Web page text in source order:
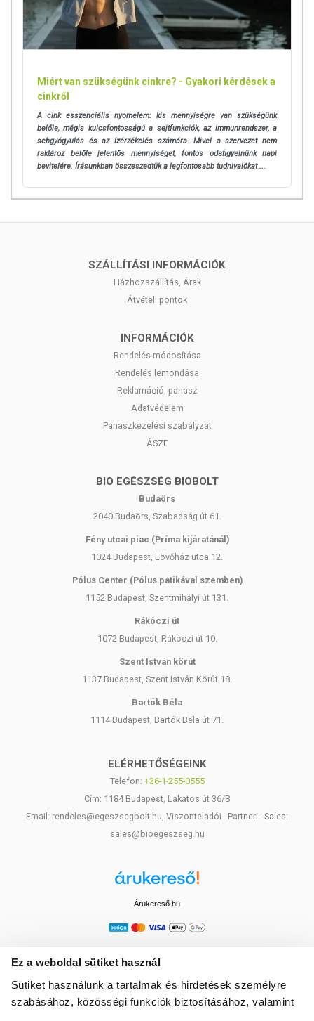
Ez a weboldal sütiket használ
Sütiket használunk a tartalmak és hirdetések személyre
szabásához, közösségi funkciók biztosításához, valamint
Miért van szükségünk cinkre? - Gyakori kérdések a
cinkről
A cink esszenciális nyomelem: kis mennyiségre van szükségünk
belőle, mégis kulcsfontosságú a sejtfunkciók, az immunrendszer, a
sebgyógyulás és az ízérzékelés számára. Mivel a szervezet nem
raktároz belőle jelentős mennyiséget, fontos odafigyelnünk napi
bevitelére. Írásunkban összeszedtük a legfontosabb tudnivalókat ...
SZÁLLÍTÁSI INFORMÁCIÓK
Házhozszállítás, Árak
Átvételi pontok
INFORMÁCIÓK
Rendelés módosítása
Rendelés lemondása
Reklamáció, panasz
Adatvédelem
Panaszkezelési szabályzat
ÁSZF
BIO EGÉSZSÉG BIOBOLT
Budaörs
2040 Budaörs, Szabadság út 61.
Fény utcai piac (Príma kijáratánál)
1024 Budapest, Lövőház utca 12.
Pólus Center (Pólus patikával szemben)
1152 Budapest, Szentmihályi út 131.
Rákóczi út
1072 Budapest, Rákóczi út 10.
Szent István körút
1137 Budapest, Szent István Körút 18.
Bartók Béla
1114 Budapest, Bartók Béla út 71.
ELÉRHETŐSÉGEINK
Telefon: +36-1-255-0555
Cím: 1184 Budapest, Lakatos út 36/B
Email: rendeles@egeszsegbolt.hu, Viszonteladói - Partneri - Sales:
sales@bioegeszseg.hu
Árukereső.hu